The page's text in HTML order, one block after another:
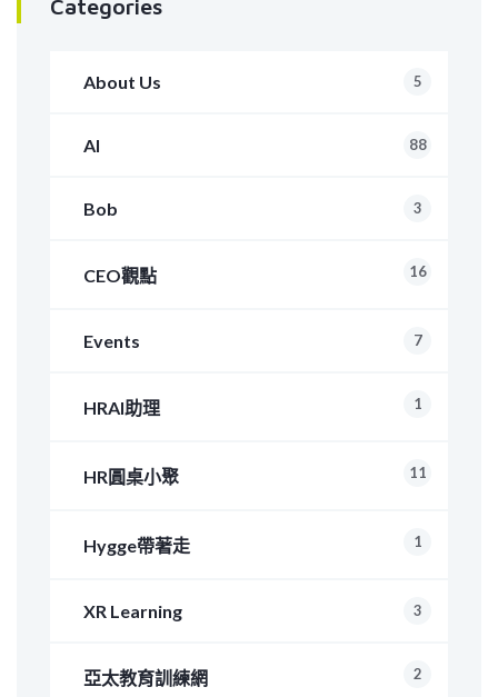
Categories
About Us 5
AI 88
Bob 3
CEO觀點 16
Events 7
HRAI助理 1
HR圓桌小聚 11
Hygge帶著走 1
XR Learning 3
亞太教育訓練網 2